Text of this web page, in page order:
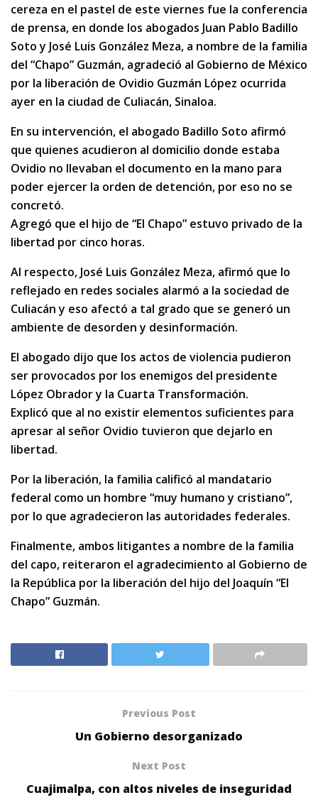
cereza en el pastel de este viernes fue la conferencia
de prensa, en donde los abogados Juan Pablo Badillo
Soto y José Luis González Meza, a nombre de la familia
del “Chapo” Guzmán, agradeció al Gobierno de México
por la liberación de Ovidio Guzmán López ocurrida
ayer en la ciudad de Culiacán, Sinaloa.
En su intervención, el abogado Badillo Soto afirmó
que quienes acudieron al domicilio donde estaba
Ovidio no llevaban el documento en la mano para
poder ejercer la orden de detención, por eso no se
concretó.
Agregó que el hijo de “El Chapo” estuvo privado de la
libertad por cinco horas.
Al respecto, José Luis González Meza, afirmó que lo
reflejado en redes sociales alarmó a la sociedad de
Culiacán y eso afectó a tal grado que se generó un
ambiente de desorden y desinformación.
El abogado dijo que los actos de violencia pudieron
ser provocados por los enemigos del presidente
López Obrador y la Cuarta Transformación.
Explicó que al no existir elementos suficientes para
apresar al señor Ovidio tuvieron que dejarlo en
libertad.
Por la liberación, la familia calificó al mandatario
federal como un hombre “muy humano y cristiano”,
por lo que agradecieron las autoridades federales.
Finalmente, ambos litigantes a nombre de la familia
del capo, reiteraron el agradecimiento al Gobierno de
la República por la liberación del hijo del Joaquín “El
Chapo” Guzmán.
Previous Post
Un Gobierno desorganizado
Next Post
Cuajimalpa, con altos niveles de inseguridad